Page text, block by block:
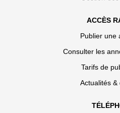
ACCÈS
Publier une
Consulter les
Tarifs de
Actualités &